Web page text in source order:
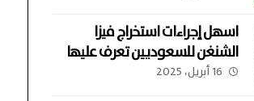
اسهل إجراءات استخراج فيزا
الشنغن للسعوديين تعرف عليها
16 أبريل، 2025